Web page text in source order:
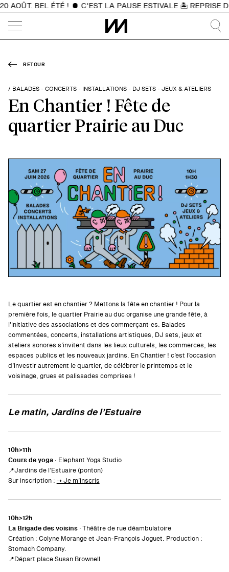
BEL ÉTÉ ! C'EST LA PAUSE ESTIVALE 🏝️ REPRISE
RETOUR
/ BALADES - CONCERTS - INSTALLATIONS - DJ SETS - JEUX & ATELIERS
En Chantier ! Fête de
quartier Prairie au Duc
Le quartier est en chantier ? Mettons la fête en chantier ! Pour la
première fois, le quartier Prairie au duc organise une grande fête, à
l’initiative des associations et des commerçant·es. Balades
commentées, concerts, installations artistiques, DJ sets, jeux et
ateliers sonores s’invitent dans les lieux culturels, les commerces, les
espaces publics et les nouveaux jardins. En Chantier ! c’est l’occasion
d’investir autrement le quartier, de célébrer le printemps et le
voisinage, grues et palissades comprises !
Le matin, Jardins de l’Estuaire
10h>11h
Cours de yoga· Elephant Yoga Studio
📍Jardins de l’Estuaire (ponton)
Sur inscription : ➝ Je m’inscris
10h>12h
La Brigade des voisins· Théâtre de rue déambulatoire
Création : Colyne Morange et Jean-François Joguet. Production :
Stomach Company.
📍Départ place Susan Brownell